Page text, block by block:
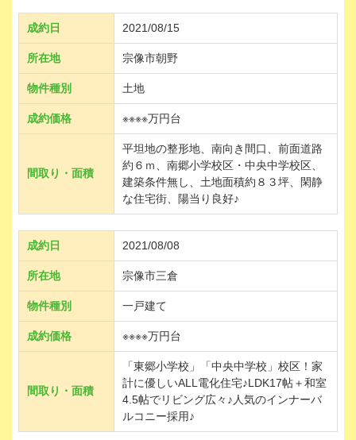
成約日 2021/08/15
所在地 宗像市朝野
物件種別 土地
成約価格 ※※※※万円台
間取り・面積
平坦地の整形地、南向き間口、前面道路
約６ｍ、南郷小学校区・中央中学校区、
建築条件無し、土地面積約８３坪、閑静
な住宅街、陽当り良好♪
成約日 2021/08/08
所在地 宗像市三倉
物件種別 一戸建て
成約価格 ※※※※万円台
間取り・面積
「東郷小学校」「中央中学校」校区！家
計に優しいALL電化住宅♪LDK17帖＋和室
4.5帖でリビング広々♪人気のインナーバ
ルコニー採用♪